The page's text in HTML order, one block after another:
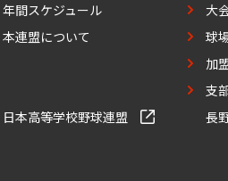
年間スケジュール
本連盟について
大
球
加
支
日本高等学校野球連盟 長